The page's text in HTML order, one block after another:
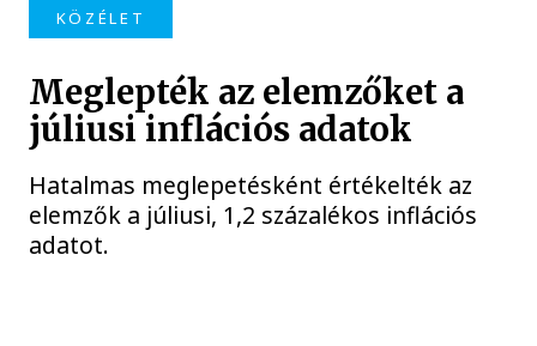
KÖZÉLET
Meglepték az elemzőket a
júliusi inflációs adatok
Hatalmas meglepetésként értékelték az
elemzők a júliusi, 1,2 százalékos inflációs
adatot.